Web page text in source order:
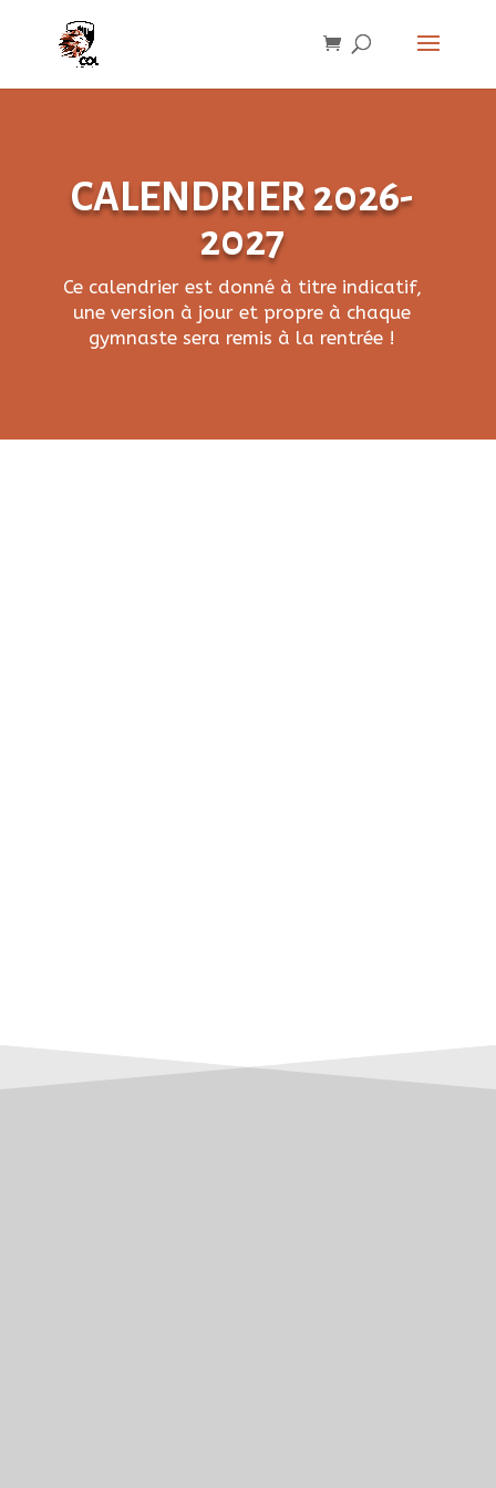
CALENDRIER 2026-
2027
Ce calendrier est donné à titre indicatif,
une version à jour et propre à chaque
gymnaste sera remis à la rentrée !